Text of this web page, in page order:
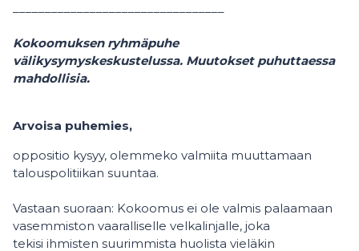
Kokoomuksen ryhmäpuhe
välikysymyskeskustelussa. Muutokset puhuttaessa
mahdollisia.
Arvoisa puhemies,
oppositio kysyy, olemmeko valmiita muuttamaan
talouspolitiikan suuntaa.
Vastaan suoraan: Kokoomus ei ole valmis palaamaan
vasemmiston vaaralliselle velkalinjalle, joka
tekisi ihmisten suurimmista huolista vieläkin